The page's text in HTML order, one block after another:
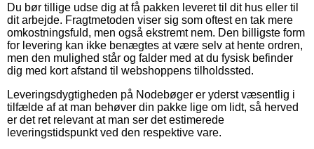
Du bør tillige udse dig at få pakken leveret til dit hus eller til
dit arbejde. Fragtmetoden viser sig som oftest en tak mere
omkostningsfuld, men også ekstremt nem. Den billigste form
for levering kan ikke benægtes at være selv at hente ordren,
men den mulighed står og falder med at du fysisk befinder
dig med kort afstand til webshoppens tilholdssted.
Leveringsdygtigheden på Nodebøger er yderst væsentlig i
tilfælde af at man behøver din pakke lige om lidt, så herved
er det ret relevant at man ser det estimerede
leveringstidspunkt ved den respektive vare.